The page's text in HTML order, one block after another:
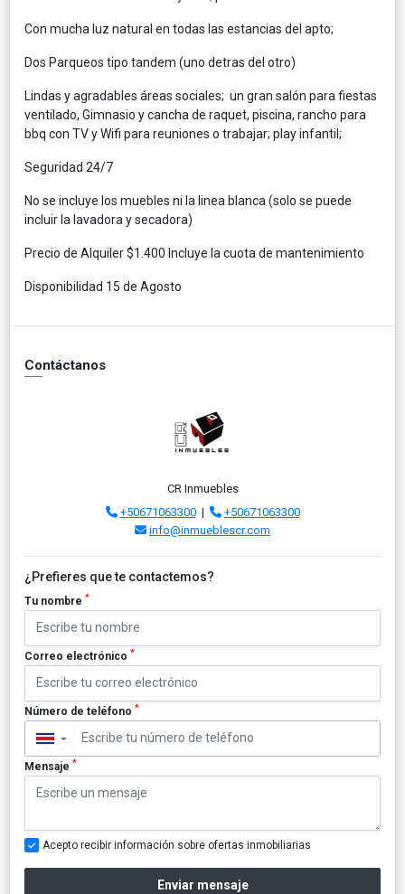
Con mucha luz natural en todas las estancias del apto;
Dos Parqueos tipo tandem (uno detras del otro)
Lindas y agradables áreas sociales; un gran salón para fiestas
ventilado, Gimnasio y cancha de raquet, piscina, rancho para
bbq con TV y Wifi para reuniones o trabajar; play infantil;
Seguridad 24/7
No se incluye los muebles ni la linea blanca (solo se puede
incluir la lavadora y secadora)
Precio de Alquiler $1.400 Incluye la cuota de mantenimiento
Disponibilidad 15 de Agosto
Contáctanos
CR Inmuebles
+50671063300|
+50671063300
info@inmueblescr.com
¿Prefieres que te contactemos?
Tu nombre *
Correo electrónico *
Número de teléfono *
▼
Mensaje *
Acepto recibir información sobre ofertas inmobiliarias
Enviar mensaje